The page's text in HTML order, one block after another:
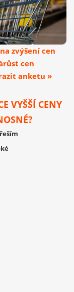
zvýšení cen
cen
anketu »
VYŠŠÍ CENY